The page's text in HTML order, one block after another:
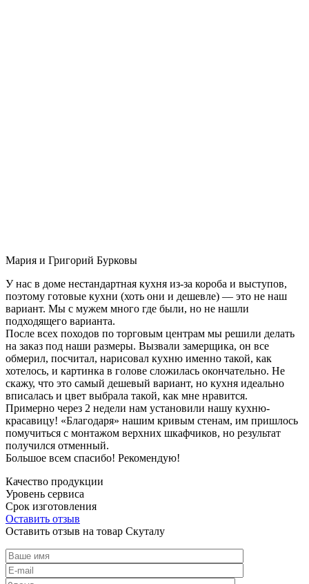
Мария и Григорий Бурковы
У нас в доме нестандартная кухня из-за короба и выступов,
поэтому готовые кухни (хоть они и дешевле) — это не наш
вариант. Мы с мужем много где были, но не нашли
подходящего варианта.
После всех походов по торговым центрам мы решили делать
на заказ под наши размеры. Вызвали замерщика, он все
обмерил, посчитал, нарисовал кухню именно такой, как
хотелось, и картинка в голове сложилась окончательно. Не
скажу, что это самый дешевый вариант, но кухня идеально
вписалась и цвет выбрала такой, как мне нравится.
Примерно через 2 недели нам установили нашу кухню-
красавицу! «Благодаря» нашим кривым стенам, им пришлось
помучиться с монтажом верхних шкафчиков, но результат
получился отменный.
Большое всем спасибо! Рекомендую!
Качество продукции
Уровень сервиса
Срок изготовления
Оставить отзыв
Оставить отзыв на товар Скуталу